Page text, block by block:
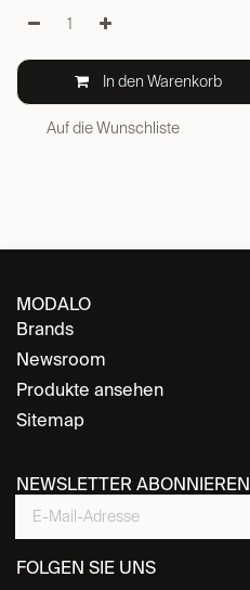
In den Warenkorb
Auf die Wunschliste
MODALO
Brands
Newsroom
Produkte ansehen
Sitemap
NEWSLETTER ABONNIEREN
FOLGEN SIE UNS